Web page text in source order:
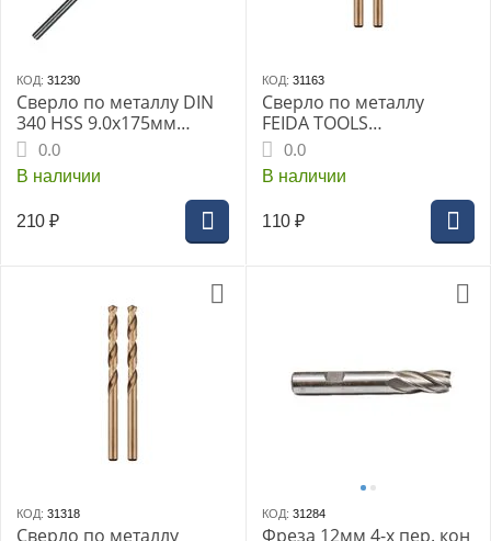
КОД: 31230
Сверло по металлу DIN
340 HSS 9.0x175мм
длинная серия
0.0
В наличии
210 ₽
КОД: 31163
Сверло по металлу
FEIDA TOOLS
1.3x38/16мм Co 5 DIN
338 HSS-G (Р6М5К5) (10),
легировано кобальтом.
правосторонняя. Угол
0.0
В наличии
110 ₽
КОД: 31318
Сверло по металлу
КОД: 31284
Фреза 12мм 4-х пер. кон